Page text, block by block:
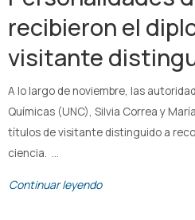
recibieron el
visitante
A lo largo de noviembre, las
Químicas (UNC), Silvia Correa y
títulos de visitante distinguido a
ciencia. …
Continuar leyendo